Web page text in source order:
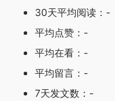
30天平均阅读：-
平均点赞：-
平均在看：-
平均留言：-
7天发文数：-